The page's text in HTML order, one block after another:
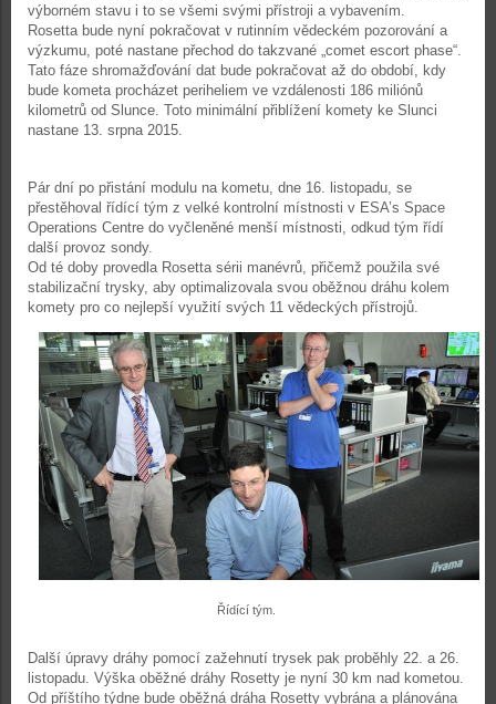
výborném stavu i to se všemi svými přístroji a vybavením.
Rosetta bude nyní pokračovat v rutinním vědeckém pozorování a
výzkumu, poté nastane přechod do takzvané „comet escort phase“.
Tato fáze shromažďování dat bude pokračovat až do období, kdy
bude kometa procházet periheliem ve vzdálenosti 186 miliónů
kilometrů od Slunce. Toto minimální přiblížení komety ke Slunci
nastane 13. srpna 2015.
Pár dní po přistání modulu na kometu, dne 16. listopadu, se
přestěhoval řídící tým z velké kontrolní místnosti v ESA’s Space
Operations Centre do vyčleněné menší místnosti, odkud tým řídí
další provoz sondy.
Od té doby provedla Rosetta sérii manévrů, přičemž použila své
stabilizační trysky, aby optimalizovala svou oběžnou dráhu kolem
komety pro co nejlepší využití svých 11 vědeckých přístrojů.
Řídící tým.
Další úpravy dráhy pomocí zažehnutí trysek pak proběhly 22. a 26.
listopadu. Výška oběžné dráhy Rosetty je nyní 30 km nad kometou.
Od příštího týdne bude oběžná dráha Rosetty vybrána a plánována